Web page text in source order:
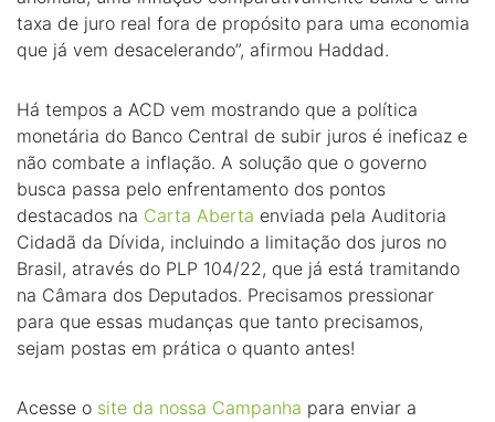
taxa de juro real fora de propósito para uma economia
que já vem desacelerando”, afirmou Haddad.
Há tempos a ACD vem mostrando que a política
monetária do Banco Central de subir juros é ineficaz e
não combate a inflação. A solução que o governo
busca passa pelo enfrentamento dos pontos
destacados na Carta Aberta enviada pela Auditoria
Cidadã da Dívida, incluindo a limitação dos juros no
Brasil, através do PLP 104/22, que já está tramitando
na Câmara dos Deputados. Precisamos pressionar
para que essas mudanças que tanto precisamos,
sejam postas em prática o quanto antes!
Acesse o site da nossa Campanha para enviar a